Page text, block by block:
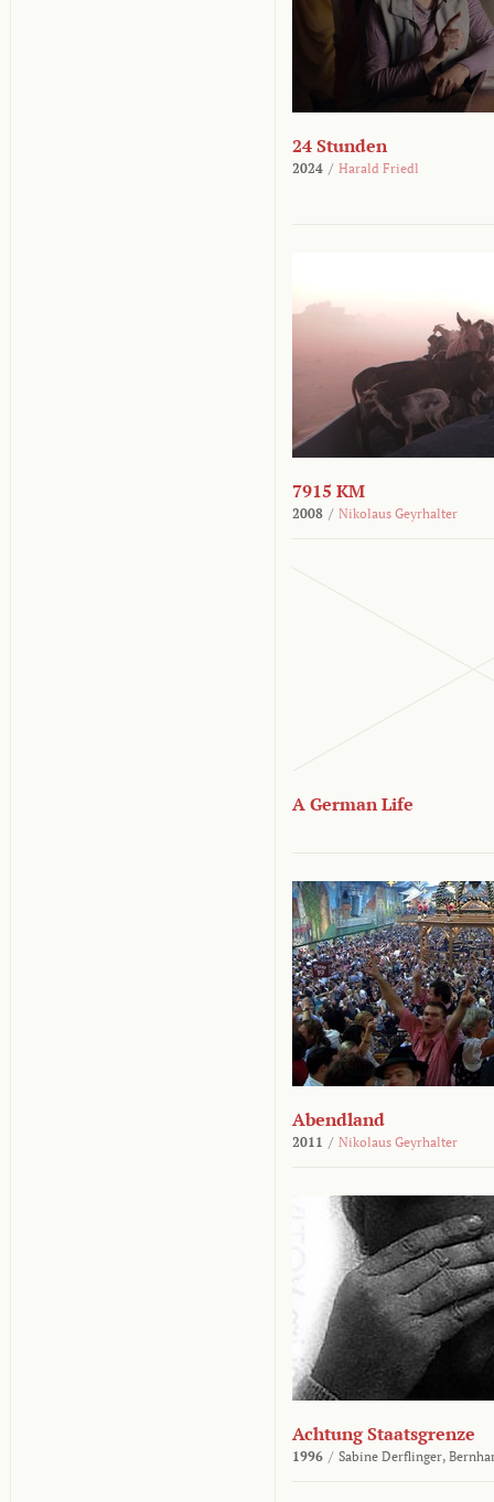
24 Stunden
2024 / Harald Friedl
7915 KM
2008 / Nikolaus Geyrhalter
A German Life
Abendland
2011 / Nikolaus Geyrhalter
Achtung Staatsgrenze
1996 / Sabine Derflinger,